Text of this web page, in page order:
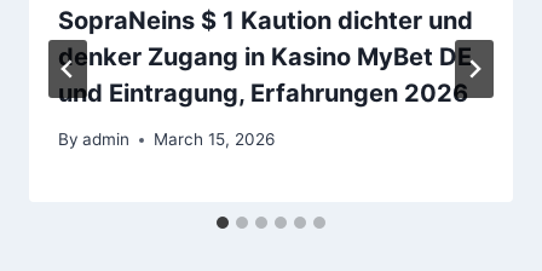
SopraNeins $ 1 Kaution dichter und
denker Zugang in Kasino MyBet DE
und Eintragung, Erfahrungen 2026
By admin March 15, 2026